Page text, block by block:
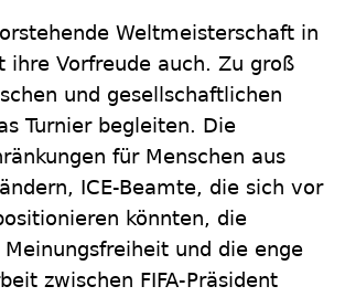
Weltmeisterschaft in
ihre Vorfreude auch. Zu groß
und gesellschaftlichen
Turnier begleiten. Die
für Menschen aus
ICE-Beamte, die sich vor
könnten, die
und die enge
zwischen FIFA-Präsident